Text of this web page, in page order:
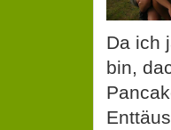
Da ich
bin,